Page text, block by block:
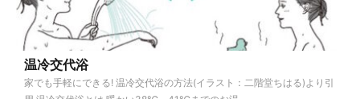
温冷交代浴
家でも手軽にできる! 温冷交代浴の方法(イラスト：二階堂ちはる)より引